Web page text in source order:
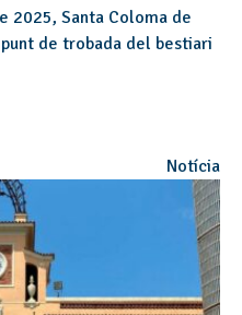
2025, Santa Coloma de
de trobada del bestiari
Notícia